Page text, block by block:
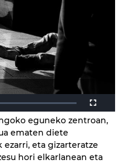
eguneko zentroan,
ematen diete
eta gizarteratze
hori elkarlanean eta